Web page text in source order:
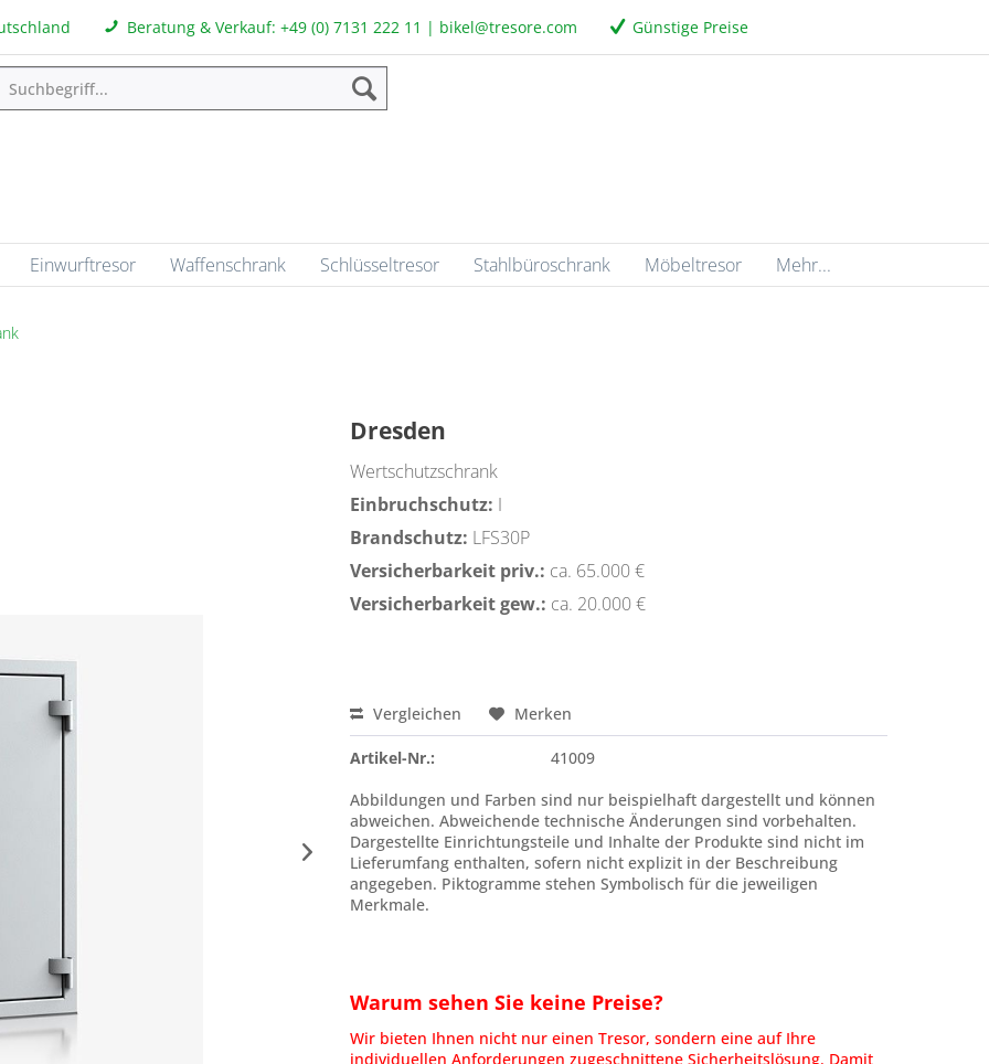
Beratung & Verkauf: +49 (0) 7131 222 11 | bikel@tresore.com Günstige Preise
Einwurftresor Waffenschrank Schlüsseltresor Stahlbüroschrank Möbeltresor Mehr...
Dresden
Wertschutzschrank
Einbruchschutz: I
Brandschutz: LFS30P
Versicherbarkeit priv.: ca. 65.000 €
Versicherbarkeit gew.: ca. 20.000 €
Vergleichen Merken
Artikel-Nr.:
41009
Abbildungen und Farben sind nur beispielhaft dargestellt und können
abweichen. Abweichende technische Änderungen sind vorbehalten.
Dargestellte Einrichtungsteile und Inhalte der Produkte sind nicht im
Lieferumfang enthalten, sofern nicht explizit in der Beschreibung
angegeben. Piktogramme stehen Symbolisch für die jeweiligen
Merkmale.
Warum sehen Sie keine Preise?
Wir bieten Ihnen nicht nur einen Tresor, sondern eine auf Ihre
individuellen Anforderungen zugeschnittene Sicherheitslösung. Damit